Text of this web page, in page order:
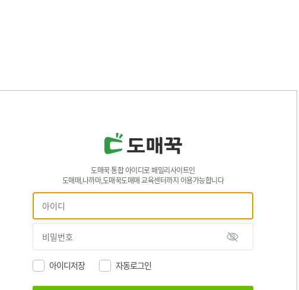
도매꾹 통합 아이디로 패밀리사이트인
도매매,나까마,도매꾹도매매 교육센터까지 이용가능합니다
아이디저장 자동로그인